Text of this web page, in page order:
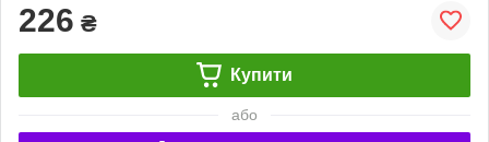
226 ₴
Купити
або